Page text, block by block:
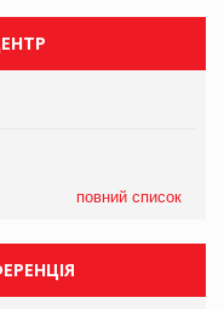
повний список